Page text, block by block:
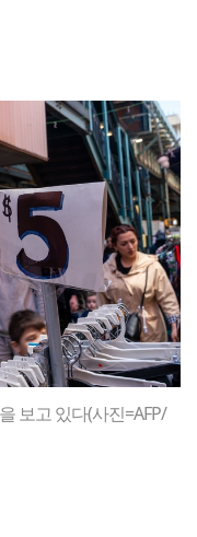
보고 있다(사진=AFP/